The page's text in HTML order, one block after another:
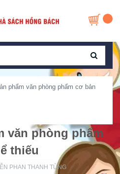
phẩm văn phòng phẩm cơ bản
văn phòng phẩm
thiếu
PHAN THANH TÙNG